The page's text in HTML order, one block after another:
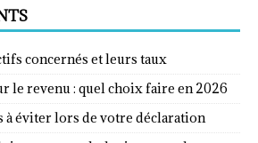
concernés et leurs taux
le revenu : quel choix faire en 2026
à éviter lors de votre déclaration